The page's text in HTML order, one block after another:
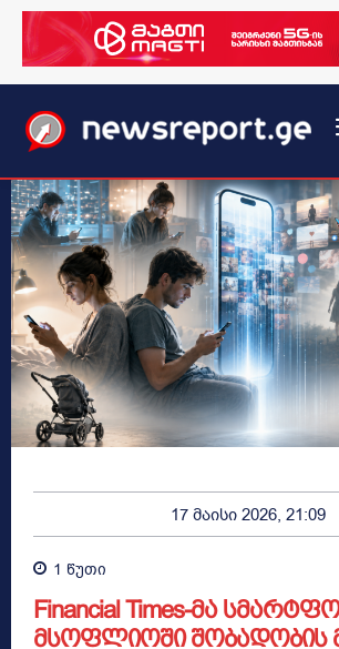
17 მაისი 2026, 21:09
1 წუთი
Financial Times-მა
მსოფლიოში შობადობის